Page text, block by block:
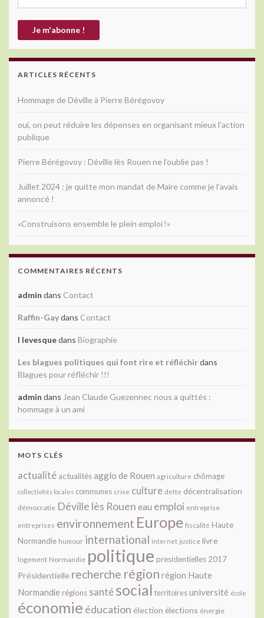
ARTICLES RÉCENTS
Hommage de Déville à Pierre Bérégovoy
oui, on peut réduire les dépenses en organisant mieux l’action
publique
Pierre Bérégovoy : Déville lès Rouen ne l’oublie pas !
Juillet 2024 : je quitte mon mandat de Maire comme je l’avais
annoncé !
«Construisons ensemble le plein emploi !»
COMMENTAIRES RÉCENTS
admin dans Contact
Raffin-Gaydans Contact
l levesquedans Biographie
Les blagues politiques qui font rire et réfléchirdans
Blagues pour réfléchir !!!
admin dans Jean Claude Guezennec nous a quittés :
hommage à un ami
MOTS CLÉS
actualité actualitésagglo de Rouen agriculture chômage
collectivités locales communes crise culture dette décentralisation
démocratie Déville lès Rouen eau emploi entreprise
entreprises environnement Europe fiscalité Haute
Normandie humour international internet justice livre
logement Normandie politique presidentielles 2017
Présidentielle recherche région région Haute
Normandie régions santésocial territoiresuniversité école
économie éducation élection élections énergie